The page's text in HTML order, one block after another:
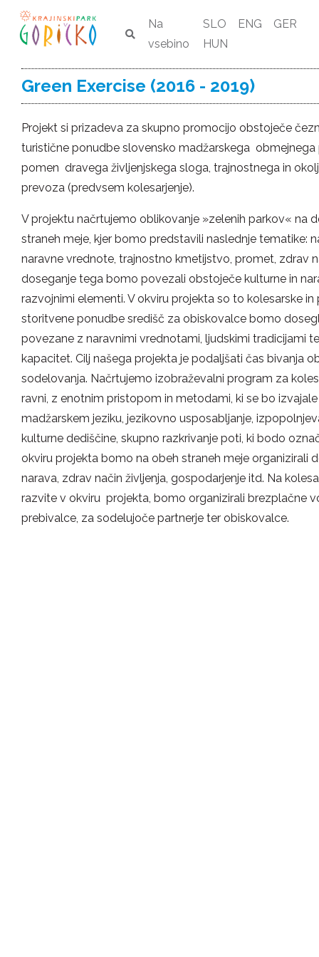
Na
vsebino
SLO ENG
GER
HUN
Green Exercise (2016 - 2019)
Projekt si prizadeva za skupno promocijo obstoječe
turistične ponudbe slovensko madžarskega obmejnega
pomen dravega življenjskega sloga, trajnostnega in
prevoza (predvsem kolesarjenje).
V projektu načrtujemo oblikovanje »zelenih parkov« na
straneh meje, kjer bomo predstavili naslednje tematike:
naravne vrednote, trajnostno kmetijstvo, promet, zdrav
doseganje tega bomo povezali obstoječe kulturne in
razvojnimi elementi. V okviru projekta so to kolesarske
storitvene ponudbe središč za obiskovalce bomo
povezane z naravnimi vrednotami, ljudskimi tradicijami
kapacitet. Cilj našega projekta je podaljšati čas bivanja
sodelovanja. Načrtujemo izobraževalni program za
ravni, z enotnim pristopom in metodami, ki se bo
madžarskem jeziku, jezikovno usposabljanje,
kulturne dediščine, skupno razkrivanje poti, ki bodo
okviru projekta bomo na obeh straneh meje organizirali
narava, zdrav način življenja, gospodarjenje itd. Na
razvite v okviru projekta, bomo organizirali brezplačne
prebivalce, za sodelujoče partnerje ter obiskovalce.